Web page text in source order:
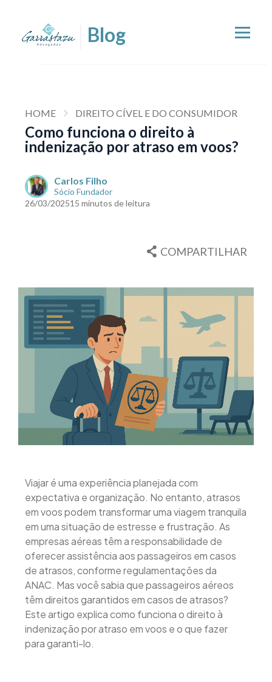
HOME DIREITO CÍVEL E DO CONSUMIDOR
Como funciona o direito à
indenização por atraso em voos?
Carlos Filho
Sócio Fundador
26/03/202515 minutos de leitura
COMPARTILHAR
Viajar é uma experiência planejada com
expectativa e organização. No entanto, atrasos
em voos podem transformar uma viagem tranquila
em uma situação de estresse e frustração. As
empresas aéreas têm a responsabilidade de
oferecer assistência aos passageiros em casos
de atrasos, conforme regulamentações da
ANAC. Mas você sabia que passageiros aéreos
têm direitos garantidos em casos de atrasos?
Este artigo explica como funciona o direito à
indenização por atraso em voos e o que fazer
para garanti-lo.